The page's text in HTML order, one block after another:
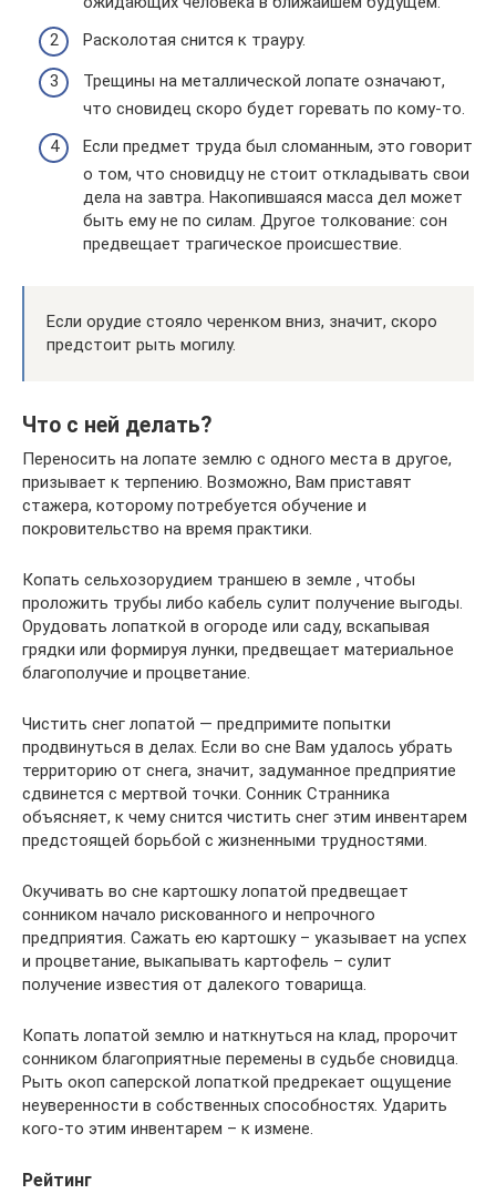
Расколотая снится к трауру.
Трещины на металлической лопате означают,
что сновидец скоро будет горевать по кому-то.
Если предмет труда был сломанным, это говорит
о том, что сновидцу не стоит откладывать свои
дела на завтра. Накопившаяся масса дел может
быть ему не по силам. Другое толкование: сон
предвещает трагическое происшествие.
Если орудие стояло черенком вниз, значит, скоро
предстоит рыть могилу.
Что с ней делать?
Переносить на лопате землю с одного места в другое,
призывает к терпению. Возможно, Вам приставят
стажера, которому потребуется обучение и
покровительство на время практики.
Копать сельхозорудием траншею в земле , чтобы
проложить трубы либо кабель сулит получение выгоды.
Орудовать лопаткой в огороде или саду, вскапывая
грядки или формируя лунки, предвещает материальное
благополучие и процветание.
Чистить снег лопатой — предпримите попытки
продвинуться в делах. Если во сне Вам удалось убрать
территорию от снега, значит, задуманное предприятие
сдвинется с мертвой точки. Сонник Странника
объясняет, к чему снится чистить снег этим инвентарем
предстоящей борьбой с жизненными трудностями.
Окучивать во сне картошку лопатой предвещает
сонником начало рискованного и непрочного
предприятия. Сажать ею картошку – указывает на успех
и процветание, выкапывать картофель – сулит
получение известия от далекого товарища.
Копать лопатой землю и наткнуться на клад, пророчит
сонником благоприятные перемены в судьбе сновидца.
Рыть окоп саперской лопаткой предрекает ощущение
неуверенности в собственных способностях. Ударить
кого-то этим инвентарем – к измене.
Рейтинг